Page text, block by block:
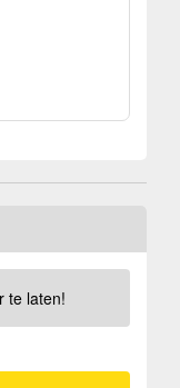
te laten!